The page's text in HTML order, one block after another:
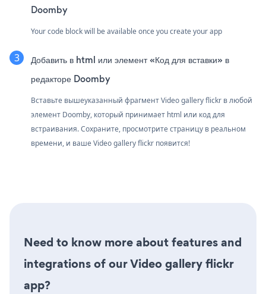
Doomby
Your code block will be available once you create your app
Добавить в html или элемент «Код для вставки» в
редакторе Doomby
Вставьте вышеуказанный фрагмент Video gallery flickr в любой
элемент Doomby, который принимает html или код для
встраивания. Сохраните, просмотрите страницу в реальном
времени, и ваше Video gallery flickr появится!
Need to know more about features and
integrations of our Video gallery flickr
app?